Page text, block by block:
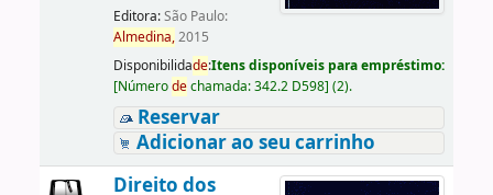
Editora:São Paulo:
Almedina,2015
Disponibilidade:Itens disponíveis para empréstimo:
[Númerodechamada:342.2 D598] (2).
Reservar
Adicionar ao seu carrinho
Direito dos